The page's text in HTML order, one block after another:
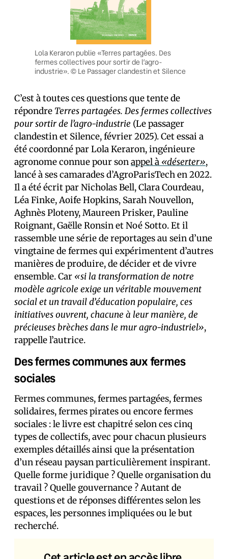
Lola Keraron publie «Terres partagées. Des
fermes collectives pour sortir de l’agro-
industrie». © Le Passager clandestin et Silence
C’est à toutes ces questions que tente de
répondre Terres partagées. Des fermes collectives
pour sortir de l’agro-industrie (Le passager
clandestin et Silence, février 2025). Cet essai a
été coordonné par Lola Keraron, ingénieure
agronome connue pour sonappel à «déserter»,
lancé à ses camarades d’AgroParisTech en 2022.
Il a été écrit par Nicholas Bell, Clara Courdeau,
Léa Finke, Aoife Hopkins, Sarah Nouvellon,
Aghnès Ploteny, Maureen Prisker, Pauline
Roignant, Gaëlle Ronsin et Noé Sotto. Et il
rassemble une série de reportages au sein d’une
vingtaine de fermes qui expérimentent d’autres
manières de produire, de décider et de vivre
ensemble. Car «si la transformation de notre
modèle agricole exige un véritable mouvement
social et un travail d’éducation populaire, ces
initiatives ouvrent, chacune à leur manière, de
précieuses brèches dans le mur agro-industriel»,
rappelle l’autrice.
Des fermes communes aux fermes
sociales
Fermes communes, fermes partagées, fermes
solidaires, fermes pirates ou encore fermes
sociales : le livre est chapitré selon ces cinq
types de collectifs, avec pour chacun plusieurs
exemples détaillés ainsi que la présentation
d’un réseau paysan particulièrement inspirant.
Quelle forme juridique ? Quelle organisation du
travail ? Quelle gouvernance ? Autant de
questions et de réponses différentes selon les
espaces, les personnes impliquées ou le but
recherché.